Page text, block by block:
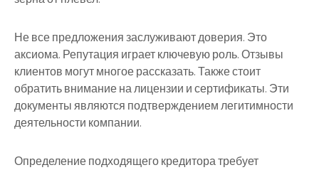
Не все предложения заслуживают доверия. Это
аксиома. Репутация играет ключевую роль. Отзывы
клиентов могут многое рассказать. Также стоит
обратить внимание на лицензии и сертификаты. Эти
документы являются подтверждением легитимности
деятельности компании.
Определение подходящего кредитора требует